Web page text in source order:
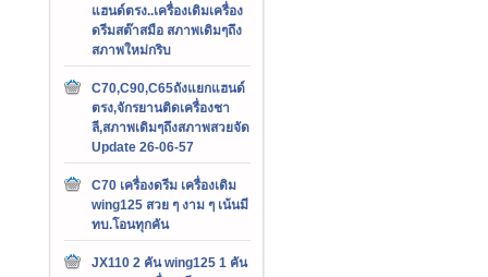
แฮนด์ตรง..เครื่องเดิมเครื่อง
ดรีมสต๊าสมือ สภาพเดิมๆถึง
สภาพใหม่กริบ
C70,C90,C65ถังแยกแฮนด์
ตรง,จักรยานติดเครื่องชา
ลี,สภาพเดิมๆถึงสภาพสวยจัด
Update 26-06-57
C70 เครื่องดรีม เครื่องเดิม
wing125 สวย ๆ งาม ๆ เน้นมี
ทบ.โอนทุกคัน
JX110 2 คัน wing125 1 คัน